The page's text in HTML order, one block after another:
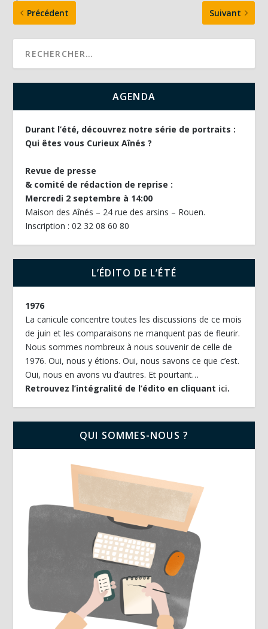
Précédent
Suivant
AGENDA
Durant l’été, découvrez notre série de portraits :
Qui êtes vous Curieux Aînés ?
Revue de presse
& comité de rédaction de reprise :
Mercredi 2 septembre à 14:00
Maison des Aînés – 24 rue des arsins – Rouen.
Inscription : 02 32 08 60 80
L’ÉDITO DE L’ÉTÉ
1976
La canicule concentre toutes les discussions de ce mois
de juin et les comparaisons ne manquent pas de fleurir.
Nous sommes nombreux à nous souvenir de celle de
1976. Oui, nous y étions. Oui, nous savons ce que c’est.
Oui, nous en avons vu d’autres. Et pourtant…
Retrouvez l’intégralité de l’édito en cliquant ici.
QUI SOMMES-NOUS ?